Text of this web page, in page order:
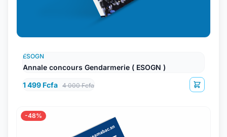
ESOGN
Annale concours Gendarmerie ( ESOGN )
1 499 Fcfa 4 000 Fcfa
-48%